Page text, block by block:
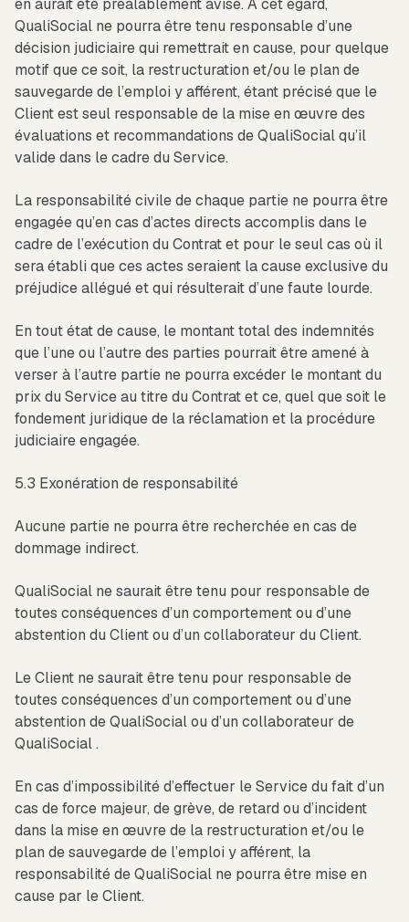
en aurait été préalablement avisé. A cet égard,
QualiSocial ne pourra être tenu responsable d’une
décision judiciaire qui remettrait en cause, pour quelque
motif que ce soit, la restructuration et/ou le plan de
sauvegarde de l’emploi y afférent, étant précisé que le
Client est seul responsable de la mise en œuvre des
évaluations et recommandations de QualiSocial qu’il
valide dans le cadre du Service.
La responsabilité civile de chaque partie ne pourra être
engagée qu’en cas d’actes directs accomplis dans le
cadre de l’exécution du Contrat et pour le seul cas où il
sera établi que ces actes seraient la cause exclusive du
préjudice allégué et qui résulterait d’une faute lourde.
En tout état de cause, le montant total des indemnités
que l’une ou l’autre des parties pourrait être amené à
verser à l’autre partie ne pourra excéder le montant du
prix du Service au titre du Contrat et ce, quel que soit le
fondement juridique de la réclamation et la procédure
judiciaire engagée.
5.3 Exonération de responsabilité
Aucune partie ne pourra être recherchée en cas de
dommage indirect.
QualiSocial ne saurait être tenu pour responsable de
toutes conséquences d’un comportement ou d’une
abstention du Client ou d’un collaborateur du Client.
Le Client ne saurait être tenu pour responsable de
toutes conséquences d’un comportement ou d’une
abstention de QualiSocial ou d’un collaborateur de
QualiSocial .
En cas d’impossibilité d’effectuer le Service du fait d’un
cas de force majeur, de grève, de retard ou d’incident
dans la mise en œuvre de la restructuration et/ou le
plan de sauvegarde de l’emploi y afférent, la
responsabilité de QualiSocial ne pourra être mise en
cause par le Client.